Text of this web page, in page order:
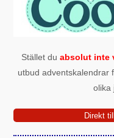
Stället du absolut inte
utbud adventskalendrar
olika
Direkt